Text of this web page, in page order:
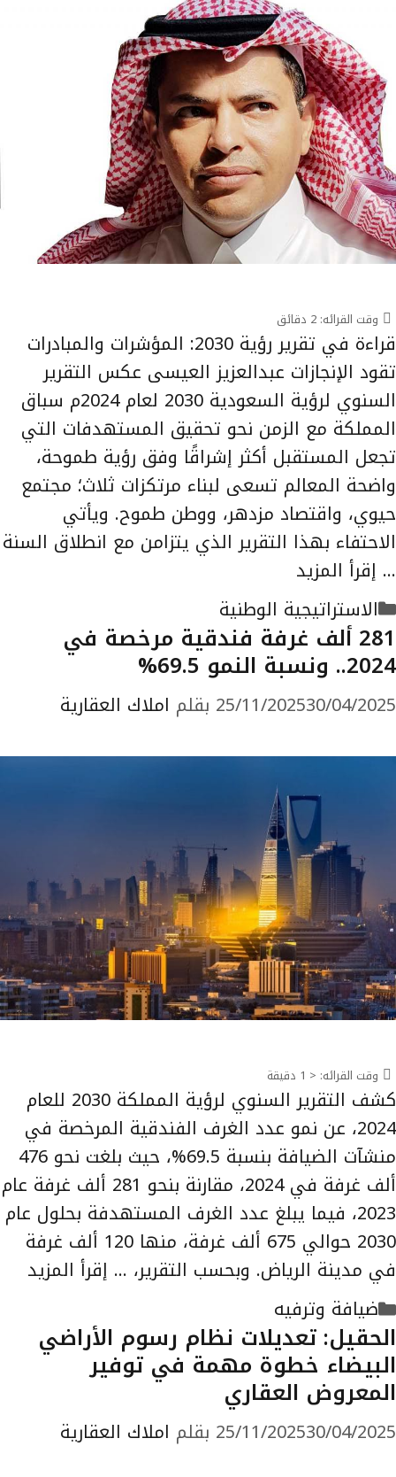
وقت القرائه: 2 دقائق
قراءة في تقرير رؤية 2030: المؤشرات والمبادرات
تقود الإنجازات عبدالعزيز العيسى عكس التقرير
السنوي لرؤية السعودية 2030 لعام 2024م سباق
المملكة مع الزمن نحو تحقيق المستهدفات التي
تجعل المستقبل أكثر إشراقًا وفق رؤية طموحة،
واضحة المعالم تسعى لبناء مرتكزات ثلاث؛ مجتمع
حيوي، واقتصاد مزدهر، ووطن طموح. ويأتي
الاحتفاء بهذا التقرير الذي يتزامن مع انطلاق السنة
… إقرأ المزيد
التصنيفات
الاستراتيجية الوطنية
281 ألف غرفة فندقية مرخصة في
2024.. ونسبة النمو 69.5%
25/11/202530/04/2025 بقلم املاك العقارية
وقت القرائه: < 1 دقيقة
كشف التقرير السنوي لرؤية المملكة 2030 للعام
2024، عن نمو عدد الغرف الفندقية المرخصة في
منشآت الضيافة بنسبة 69.5%، حيث بلغت نحو 476
ألف غرفة في 2024، مقارنة بنحو 281 ألف غرفة عام
2023، فيما يبلغ عدد الغرف المستهدفة بحلول عام
2030 حوالي 675 ألف غرفة، منها 120 ألف غرفة
في مدينة الرياض. وبحسب التقرير، … إقرأ المزيد
التصنيفات
ضيافة وترفيه
الحقيل: تعديلات نظام رسوم الأراضي
البيضاء خطوة مهمة في توفير
المعروض العقاري
25/11/202530/04/2025 بقلم املاك العقارية